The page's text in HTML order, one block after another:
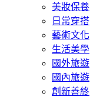
美妝保養
日常穿搭
藝術文化
生活美學
國外旅遊
國內旅遊
創新善終